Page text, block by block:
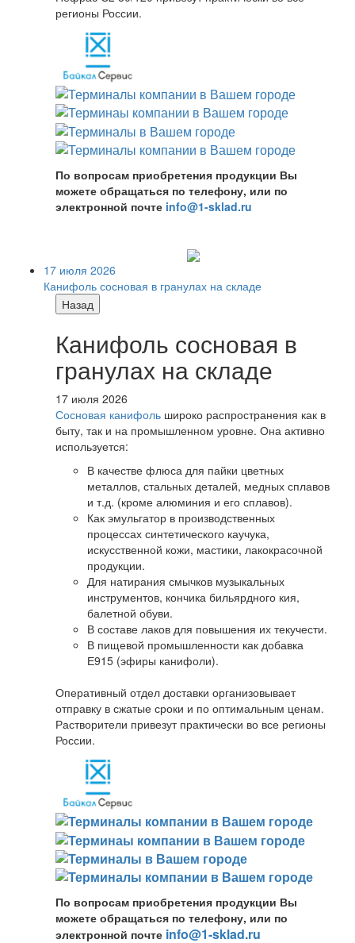
регионы России.
По вопросам приобретения продукции Вы
можете обращаться по телефону, или по
электронной почте info@1-sklad.ru
17 июля 2026
Канифоль сосновая в гранулах на складе
Назад
Канифоль сосновая в
гранулах на складе
17 июля 2026
Сосновая канифоль широко распространения как в
быту, так и на промышленном уровне. Она активно
используется:
В качестве флюса для пайки цветных
металлов, стальных деталей, медных сплавов
и т.д. (кроме алюминия и его сплавов).
Как эмульгатор в производственных
процессах синтетического каучука,
искусственной кожи, мастики, лакокрасочной
продукции.
Для натирания смычков музыкальных
инструментов, кончика бильярдного кия,
балетной обуви.
В составе лаков для повышения их текучести.
В пищевой промышленности как добавка
Е915 (эфиры канифоли).
Оперативный отдел доставки организовывает
отправку в сжатые сроки и по оптимальным ценам.
Растворители привезут практически во все регионы
России.
По вопросам приобретения продукции Вы
можете обращаться по телефону, или по
электронной почте info@1-sklad.ru